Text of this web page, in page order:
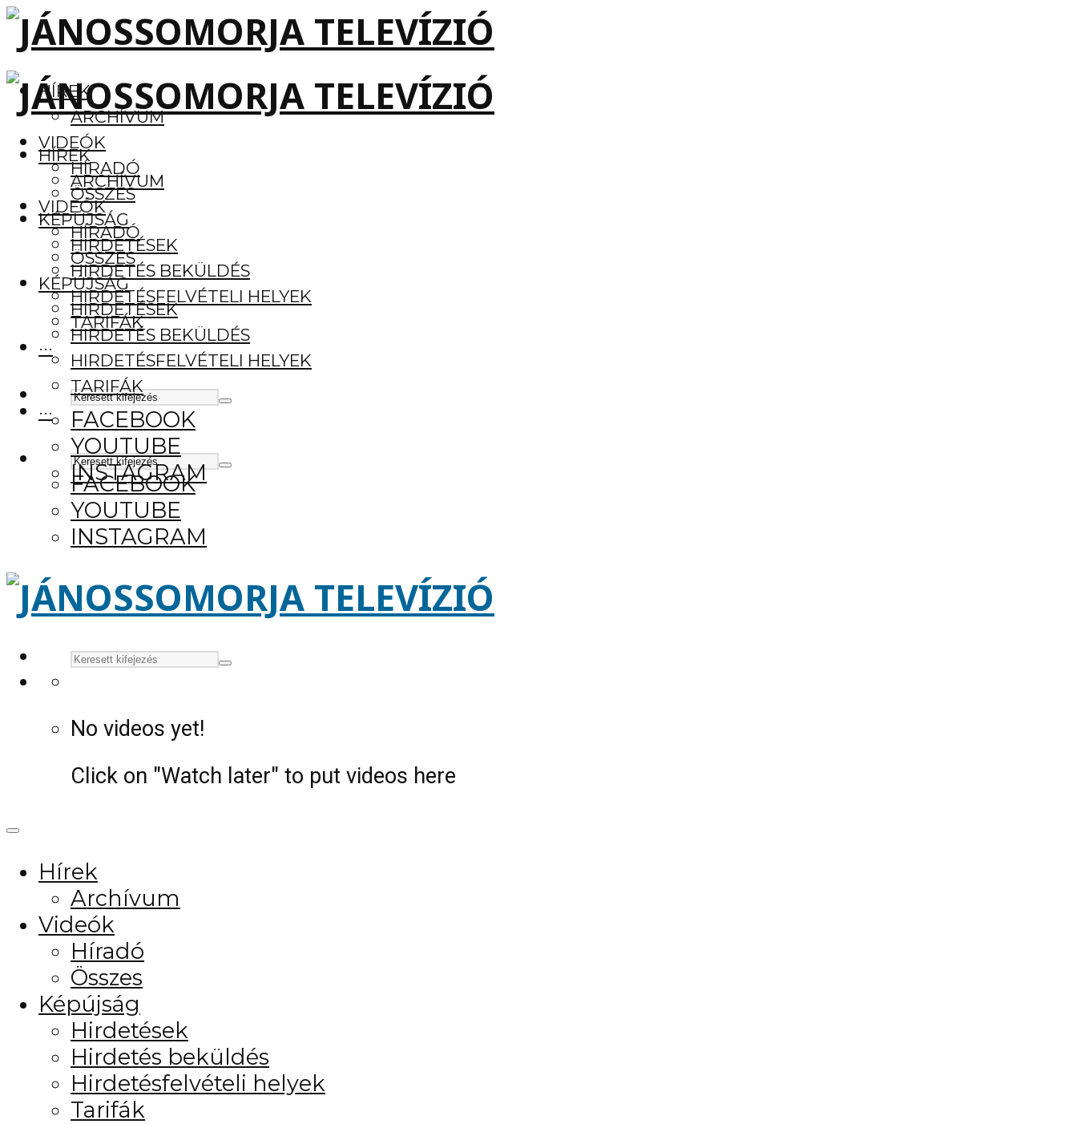
HÍREK
ARCHÍVUM
VIDEÓK
HÍRADÓ
ÖSSZES
KÉPÚJSÁG
HIRDETÉSEK
HIRDETÉS BEKÜLDÉS
HIRDETÉSFELVÉTELI HELYEK
TARIFÁK
···
FACEBOOK
YOUTUBE
INSTAGRAM
HÍREK
ARCHÍVUM
VIDEÓK
HÍRADÓ
ÖSSZES
KÉPÚJSÁG
HIRDETÉSEK
HIRDETÉS BEKÜLDÉS
HIRDETÉSFELVÉTELI HELYEK
TARIFÁK
···
FACEBOOK
YOUTUBE
INSTAGRAM
No videos yet!
Click on "Watch later" to put videos here
Hírek
Archívum
Videók
Híradó
Összes
Képújság
Hirdetések
Hirdetés beküldés
Hirdetésfelvételi helyek
Tarifák